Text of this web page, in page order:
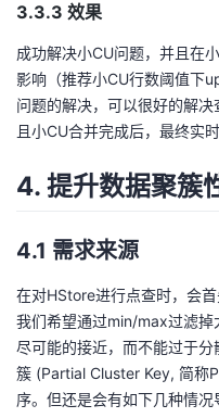
3.3.3 效果
成功解决小CU问题，并且在
影响（推荐小CU行数阈值下
问题的解决，可以很好的解
且小CU合并完成后，最终实
4. 提升数据聚簇
4.1 需求来源
在对HStore进行点查时，会
我们希望通过min/max过滤
尽可能的接近，而不能过于
簇 (Partial Cluster Key, 简称
序。但还是会有如下几种情况